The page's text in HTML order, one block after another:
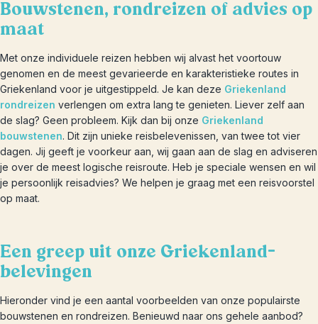
Bouwstenen, rondreizen of advies op
maat
Met onze individuele reizen hebben wij alvast het voortouw
genomen en de meest gevarieerde en karakteristieke routes in
Griekenland voor je uitgestippeld. Je kan deze Griekenland
rondreizen verlengen om extra lang te genieten. Liever zelf aan
de slag? Geen probleem. Kijk dan bij onze Griekenland
bouwstenen. Dit zijn unieke reisbelevenissen, van twee tot vier
dagen. Jij geeft je voorkeur aan, wij gaan aan de slag en adviseren
je over de meest logische reisroute. Heb je speciale wensen en wil
je persoonlijk reisadvies? We helpen je graag met een reisvoorstel
op maat.
Een greep uit onze Griekenland-
belevingen
Hieronder vind je een aantal voorbeelden van onze populairste
bouwstenen en rondreizen. Benieuwd naar ons gehele aanbod?